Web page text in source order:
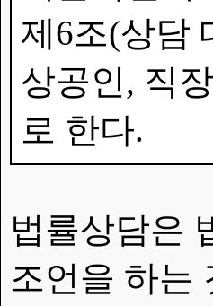
제6조(상담
상공인, 직
로 한다.
법률상담은
조언을 하는